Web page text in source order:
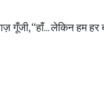
गूँजी, “हाँ… लेकिन हम हर